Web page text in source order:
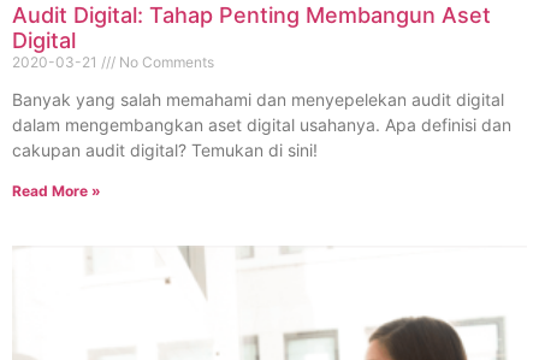
Audit Digital: Tahap Penting Membangun Aset
Digital
2020-03-21 No Comments
Banyak yang salah memahami dan menyepelekan audit digital
dalam mengembangkan aset digital usahanya. Apa definisi dan
cakupan audit digital? Temukan di sini!
Read More »